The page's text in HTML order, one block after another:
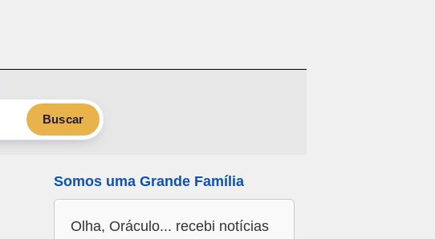
Buscar
Somos uma Grande Família
Olha, Oráculo... recebi notícias